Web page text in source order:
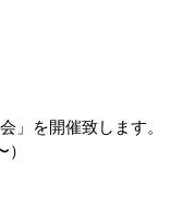
」を開催致します。